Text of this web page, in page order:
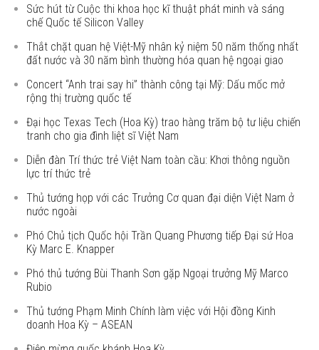
Sức hút từ Cuộc thi khoa học kĩ thuật phát minh và sáng
chế Quốc tế Silicon Valley
Thắt chặt quan hệ Việt-Mỹ nhân kỷ niệm 50 năm thống nhất
đất nước và 30 năm bình thường hóa quan hệ ngoại giao
Concert “Anh trai say hi” thành công tại Mỹ: Dấu mốc mở
rộng thị trường quốc tế
Đại học Texas Tech (Hoa Kỳ) trao hàng trăm bộ tư liệu chiến
tranh cho gia đình liệt sĩ Việt Nam
Diễn đàn Trí thức trẻ Việt Nam toàn cầu: Khơi thông nguồn
lực trí thức trẻ
Thủ tướng họp với các Trưởng Cơ quan đại diện Việt Nam ở
nước ngoài
Phó Chủ tịch Quốc hội Trần Quang Phương tiếp Đại sứ Hoa
Kỳ Marc E. Knapper
Phó thủ tướng Bùi Thanh Sơn gặp Ngoại trưởng Mỹ Marco
Rubio
Thủ tướng Phạm Minh Chính làm việc với Hội đồng Kinh
doanh Hoa Kỳ – ASEAN